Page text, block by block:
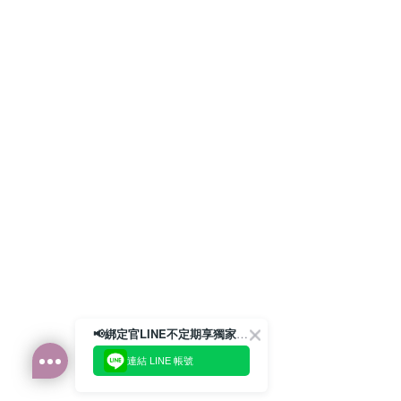
📢綁定官LINE不定期享獨家優惠券
連結 LINE 帳號